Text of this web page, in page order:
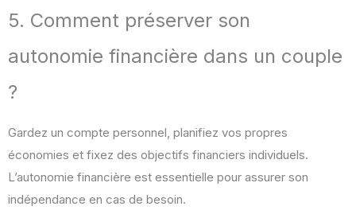
5. Comment préserver son
autonomie financière dans un couple
?
Gardez un compte personnel, planifiez vos propres
économies et fixez des objectifs financiers individuels.
L’autonomie financière est essentielle pour assurer son
indépendance en cas de besoin.